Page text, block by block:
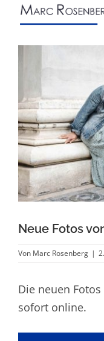
Zum
Inhalt
springen
Neue Fotos
Von Marc Rosenberg |
Die neuen
sofort online.